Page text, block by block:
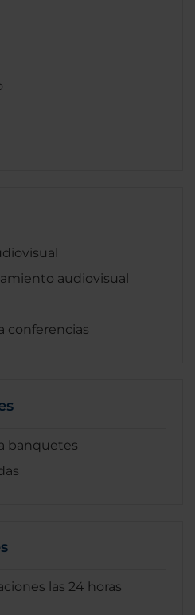
audiovisual
conferencias
banquetes
las 24 horas